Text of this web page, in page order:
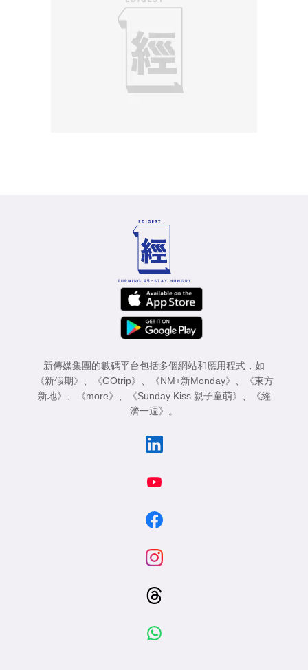
新傳媒集團的數碼平台包括多個網站和應用程式，如
《新假期》
《GOtrip》 《NM+新Monday》
《東方
新地》
《more》 《Sunday Kiss 親子童萌》
《經
濟一週》
。